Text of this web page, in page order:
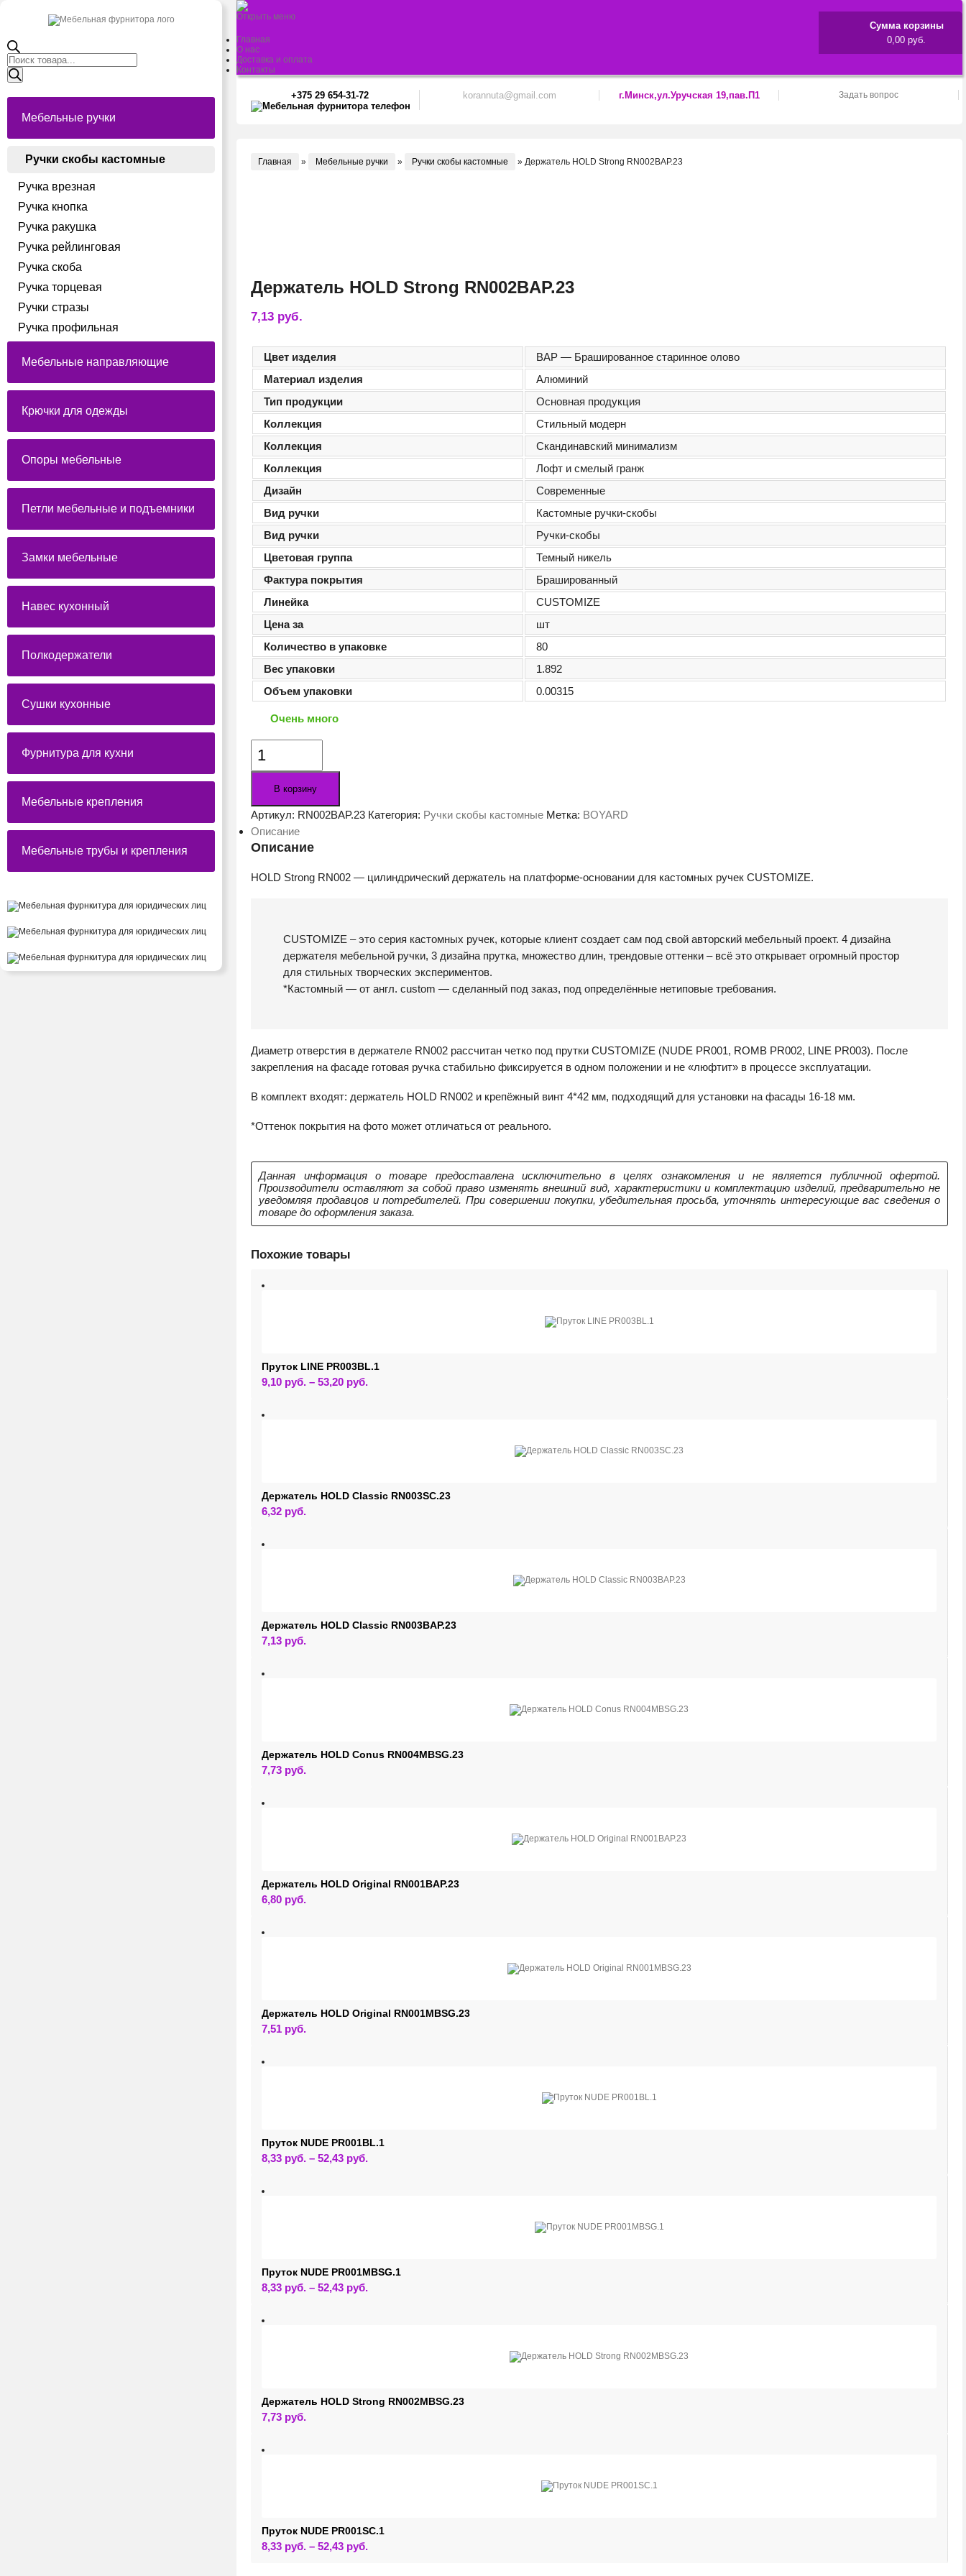
Поиск
товаров
Мебельные ручки
Ручки скобы кастомные
Ручка врезная
Ручка кнопка
Ручка ракушка
Ручка рейлинговая
Ручка скоба
Ручка торцевая
Ручки стразы
Ручка профильная
Мебельные направляющие
Крючки для одежды
Опоры мебельные
Петли мебельные и подъемники
Замки мебельные
Навес кухонный
Полкодержатели
Сушки кухонные
Фурнитура для кухни
Мебельные крепления
Мебельные трубы и крепления
Открыть меню
Главная
О нас
Доставка и оплата
Контакты
Сумма корзины
0,00 руб.
+375 29 654-31-72 korannuta@gmail.com г.Минск,ул.Уручская 19,пав.П1 Задать вопрос
Главная » Мебельные ручки » Ручки скобы кастомные »Держатель HOLD Strong RN002BAP.23
Держатель HOLD Strong RN002BAP.23
7,13 руб.
Цвет изделия
BAP — Брашированное старинное олово
Материал изделия
Алюминий
Тип продукции
Основная продукция
Коллекция
Стильный модерн
Коллекция
Скандинавский минимализм
Коллекция
Лофт и смелый гранж
Дизайн
Современные
Вид ручки
Кастомные ручки-скобы
Вид ручки
Ручки-скобы
Цветовая группа
Темный никель
Фактура покрытия
Брашированный
Линейка
CUSTOMIZE
Цена за
шт
Количество в упаковке
80
Вес упаковки
1.892
Объем упаковки
0.00315
Очень много
Количество
товара
Strong
RN002BAP.23
В корзину
Артикул: RN002BAP.23 Категория: Ручки скобы кастомные Метка: BOYARD
Описание
Описание
HOLD Strong RN002 — цилиндрический держатель на платформе-основании для кастомных ручек CUSTOMIZE.
CUSTOMIZE – это серия кастомных ручек, которые клиент создает сам под свой авторский мебельный проект. 4 дизайна
держателя мебельной ручки, 3 дизайна прутка, множество длин, трендовые оттенки – всё это открывает огромный простор
для стильных творческих экспериментов.
*Кастомный — от англ. сustom — сделанный под заказ, под определённые нетиповые требования.
Диаметр отверстия в держателе RN002 рассчитан четко под прутки CUSTOMIZE (NUDE PR001, ROMB PR002, LINE PR003). После
закрепления на фасаде готовая ручка стабильно фиксируется в одном положении и не «люфтит» в процессе эксплуатации.
В комплект входят: держатель HOLD RN002 и крепёжный винт 4*42 мм, подходящий для установки на фасады 16-18 мм.
*Оттенок покрытия на фото может отличаться от реального.
Данная информация о товаре предоставлена исключительно в целях ознакомления и не является публичной офертой.
Производители оставляют за собой право изменять внешний вид, характеристики и комплектацию изделий, предварительно не
уведомляя продавцов и потребителей. При совершении покупки, убедительная просьба, уточнять интересующие вас сведения о
товаре до оформления заказа.
Похожие товары
Пруток LINE PR003BL.1
9,10 руб. –53,20 руб.
Держатель HOLD Classic RN003SC.23
6,32 руб.
Держатель HOLD Classic RN003BAP.23
7,13 руб.
Держатель HOLD Conus RN004MBSG.23
7,73 руб.
Держатель HOLD Original RN001BAP.23
6,80 руб.
Держатель HOLD Original RN001MBSG.23
7,51 руб.
Пруток NUDE PR001BL.1
8,33 руб. –52,43 руб.
Пруток NUDE PR001MBSG.1
8,33 руб. –52,43 руб.
Держатель HOLD Strong RN002MBSG.23
7,73 руб.
Пруток NUDE PR001SC.1
8,33 руб. –52,43 руб.